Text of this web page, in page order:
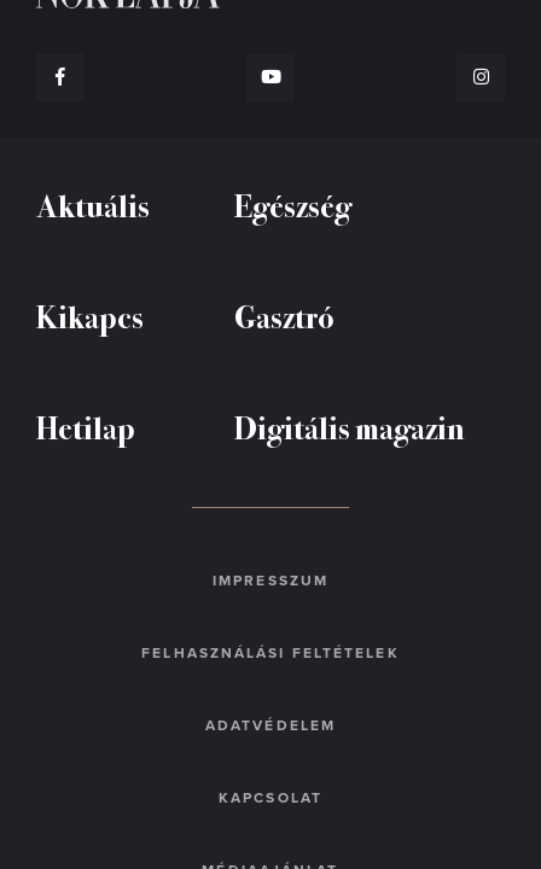
Aktuális Egészség
Kikapcs Gasztró
Hetilap Digitális magazin
IMPRESSZUM
FELHASZNÁLÁSI FELTÉTELEK
ADATVÉDELEM
KAPCSOLAT